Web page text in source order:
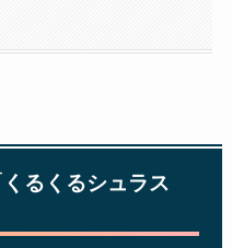
るくるシュラス